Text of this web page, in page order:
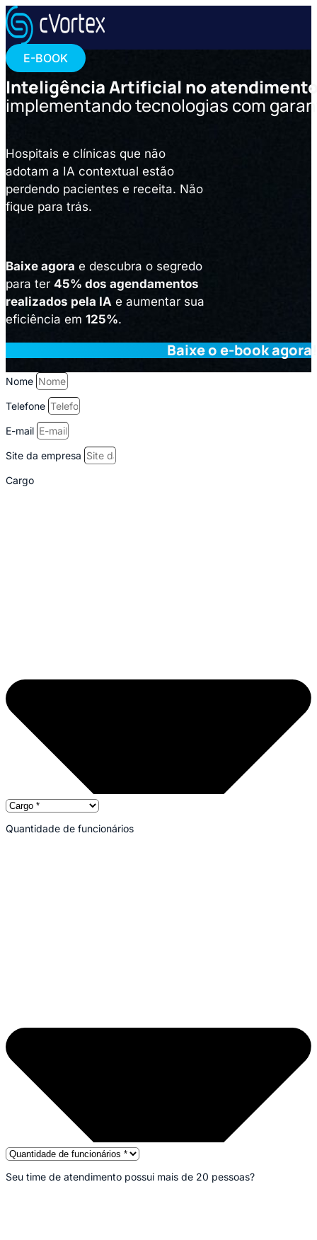
E-BOOK
Inteligência Artificial no
implementando tecnologias com
Hospitais e clínicas que não
adotam a IA contextual estão
perdendo pacientes e receita. Não
fique para trás.
Baixe agora e descubra o segredo
para ter 45% dos agendamentos
realizados pela IA e aumentar sua
eficiência em 125%.
Baixe o e-book agora!
Nome
Telefone
E-mail
Site da empresa
Cargo
Quantidade de funcionários
Seu time de atendimento possui mais de 20 pessoas?